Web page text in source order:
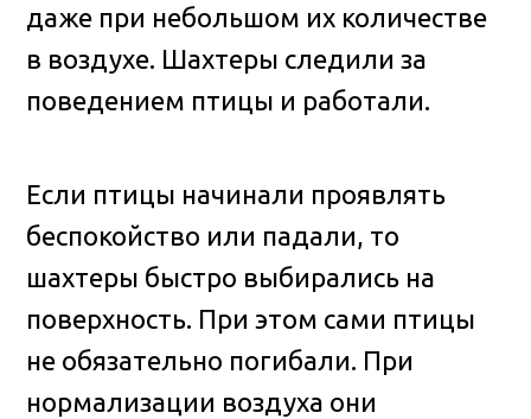
даже при небольшом их количестве
в воздухе. Шахтеры следили за
поведением птицы и работали.
Если птицы начинали проявлять
беспокойство или падали, то
шахтеры быстро выбирались на
поверхность. При этом сами птицы
не обязательно погибали. При
нормализации воздуха они